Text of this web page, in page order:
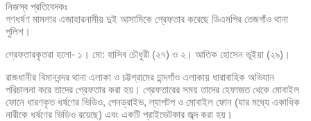
নিজস্ব প্রতিবেদকঃ
গণধর্ষণ মামলার এজাহারনামীয় দুই আসামিকে গ্রেফতার করেছে ডিএমপির তেজগাঁও থানা
পুলিশ।
গ্রেফতারকৃতরা হলো- ১। মো: হাসিব চৌধুরী (২৭) ও ২। আতিক হোসেন ভূইয়া (২৯)।
রাজধানীর বিমানবন্দর থানা এলাকা ও চট্টগ্রামের চান্দগাঁও এলাকায় ধারাবাহিক অভিযান
পরিচালনা করে তাদের গ্রেফতার করা হয়। গ্রেফতারের সময় তাদের হেফাজত থেকে মোবাইল
ফোনে ধারণকৃত ধর্ষণের ভিডিও, পেনড্রাইভ, ল্যাপটপ ও মোবাইল ফোন (যার মধ্যে একাধিক
নারীকে ধর্ষণের ভিডিও রয়েছে) এবং একটি প্রাইভেটকার জব্দ করা হয়।